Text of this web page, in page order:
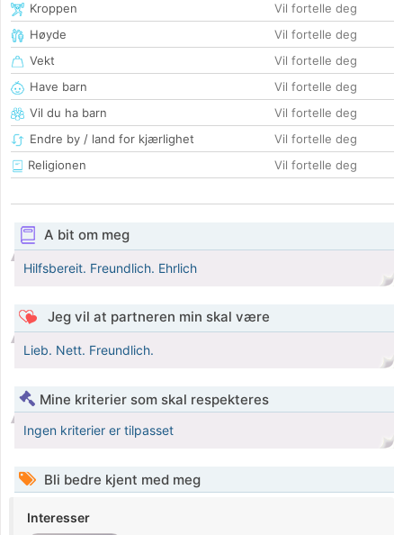
Kroppen
Vil fortelle deg
Høyde
Vil fortelle deg
Vekt
Vil fortelle deg
Have barn
Vil fortelle deg
Vil du ha barn
Vil fortelle deg
Endre by / land for kjærlighet
Vil fortelle deg
Religionen
Vil fortelle deg
A bit om meg
Hilfsbereit. Freundlich. Ehrlich
Jeg vil at partneren min skal være
Lieb. Nett. Freundlich.
Mine kriterier som skal respekteres
Ingen kriterier er tilpasset
Bli bedre kjent med meg
Interesser